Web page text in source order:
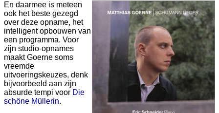
En daarmee is meteen
ook het beste gezegd
over deze opname, het
intelligent opbouwen van
een programma. Voor
zijn studio-opnames
maakt Goerne soms
vreemde
uitvoeringskeuzes, denk
bijvoorbeeld aan zijn
absurde tempi voor Die
schöne Müllerin.